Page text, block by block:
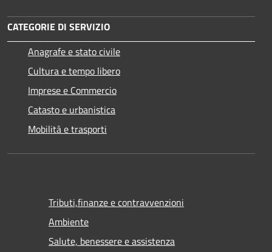
CATEGORIE DI SERVIZIO
Anagrafe e stato civile
Cultura e tempo libero
Imprese e Commercio
Catasto e urbanistica
Mobilità e trasporti
Tributi,finanze e contravvenzioni
Ambiente
Salute, benessere e assistenza